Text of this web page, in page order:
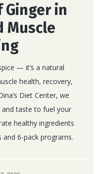
Ginger in
Muscle
— it’s a natural
health, recovery,
Diet Center, we
and taste to fuel your
healthy ingredients
6-pack programs.